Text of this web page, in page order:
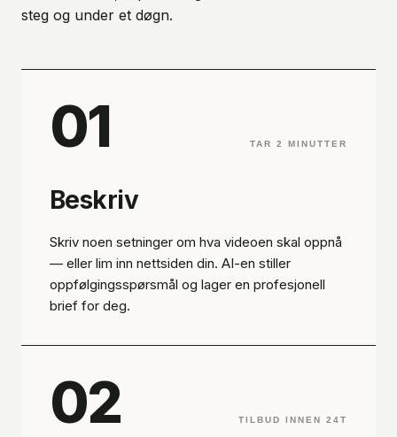
steg og under et døgn.
01 TAR 2 MINUTTER
Beskriv
Skriv noen setninger om hva videoen skal oppnå
— eller lim inn nettsiden din. AI-en stiller
oppfølgingsspørsmål og lager en profesjonell
brief for deg.
02 TILBUD INNEN 24T